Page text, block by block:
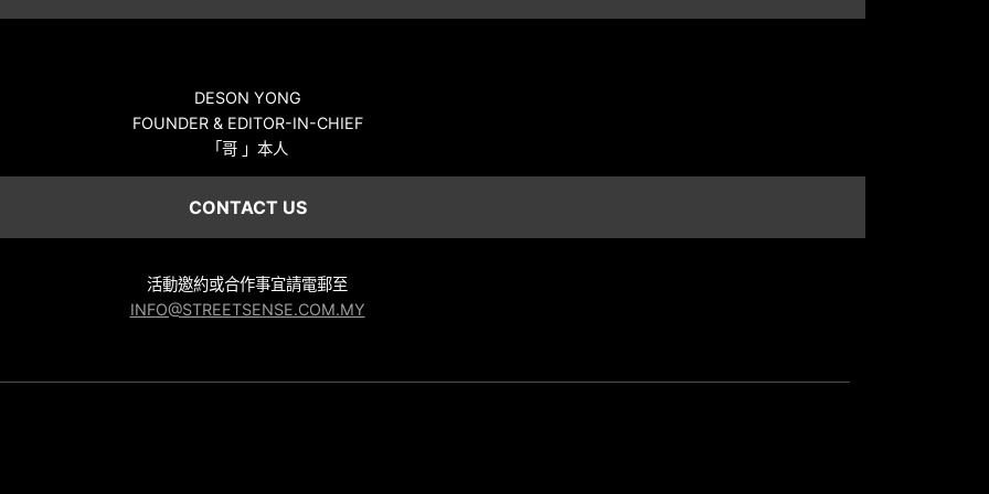
DESON YONG
FOUNDER & EDITOR-IN-CHIEF
「哥 」本人
CONTACT US
活動邀約或合作事宜請電郵至
INFO@STREETSENSE.COM.MY